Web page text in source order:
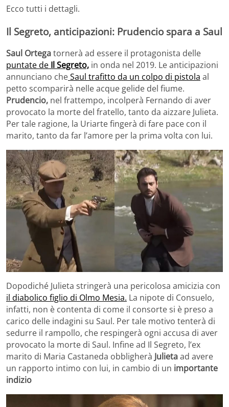
Ecco tutti i dettagli.
Il Segreto, anticipazioni: Prudencio spara a Saul
Saul Ortegatornerà ad essere il protagonista delle
puntate de Il Segreto, in onda nel 2019. Le anticipazioni
annunciano cheSaul trafitto da un colpo di pistola al
petto scomparirà nelle acque gelide del fiume.
Prudencio, nel frattempo, incolperà Fernando di aver
provocato la morte del fratello, tanto da aizzare Julieta.
Per tale ragione, la Uriarte fingerà di fare pace con il
marito, tanto da far l’amore per la prima volta con lui.
Dopodiché Julieta stringerà una pericolosa amicizia con
il diabolico figlio di Olmo Mesia. La nipote di Consuelo,
infatti, non è contenta di come il consorte si è preso a
carico delle indagini su Saul. Per tale motivo tenterà di
sedurre il rampollo, che respingerà ogni accusa di aver
provocato la morte di Saul. Infine ad Il Segreto, l’ex
marito di Maria Castaneda obbligherà Julietaad avere
un rapporto intimo con lui, in cambio di un importante
indizio